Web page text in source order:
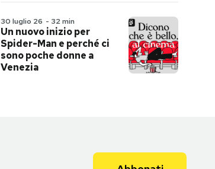
30 luglio 26 - 32 min
Un nuovo inizio per
Spider-Man e perché ci
sono poche donne a
Venezia